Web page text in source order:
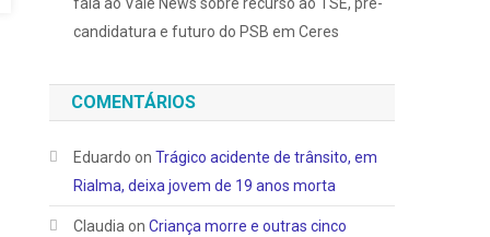
fala ao Vale News sobre recurso ao TSE, pré-
candidatura e futuro do PSB em Ceres
COMENTÁRIOS
Eduardo onTrágico acidente de trânsito, em
Rialma, deixa jovem de 19 anos morta
ClaudiaonCriança morre e outras cinco